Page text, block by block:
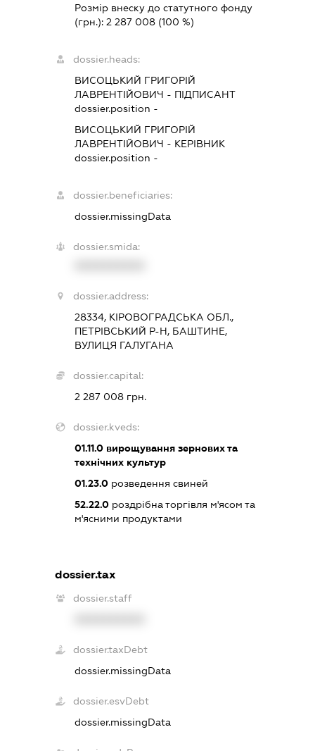
Розмір внеску до статутного фонду
(грн.):2 287 008 (100 %)
dossier.heads:
ВИСОЦЬКИЙ ГРИГОРІЙ
ЛАВРЕНТІЙОВИЧ - ПІДПИСАНТ
dossier.position -
ВИСОЦЬКИЙ ГРИГОРІЙ
ЛАВРЕНТІЙОВИЧ - КЕРІВНИК
dossier.position -
dossier.beneficiaries:
dossier.missingData
dossier.smida:
dossier.address:
28334, КІРОВОГРАДСЬКА ОБЛ.,
ПЕТРІВСЬКИЙ Р-Н, БАШТИНЕ,
ВУЛИЦЯ ГАЛУГАНА
dossier.capital:
2 287 008 грн.
dossier.kveds:
01.11.0 вирощування зернових та
технічних культур
01.23.0 розведення свиней
52.22.0 роздрібна торгівля м'ясом та
м'ясними продуктами
dossier.tax
dossier.staff
dossier.taxDebt
dossier.missingData
dossier.esvDebt
dossier.missingData